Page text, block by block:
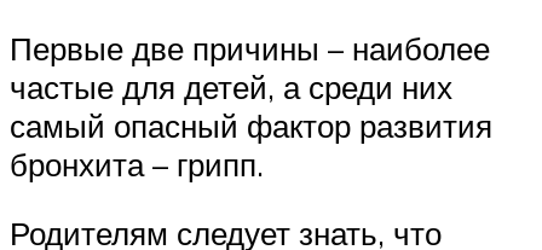
Первые две причины – наиболее
частые для детей, а среди них
самый опасный фактор развития
бронхита – грипп.
Родителям следует знать, что